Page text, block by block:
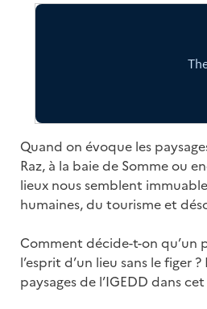
Quand on évoque les
Raz, à la baie de Somme ou
lieux nous semblent
humaines, du tourisme et
Comment décide-t-on qu’un
l’esprit d’un lieu sans le figer
paysages de l’IGEDD dans